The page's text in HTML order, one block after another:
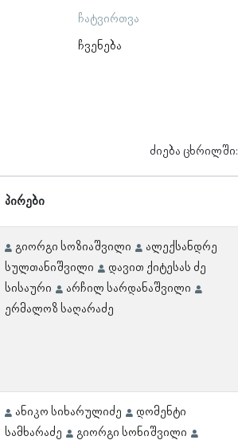
ჩატვირთვა
ჩვენება
ძიება ცხრილში:
პირები
გიორგი სოზიაშვილი
ალექსანდრე
სულთანიშვილი
დავით ქიტესას ძე
სისაური
არჩილ სარდანაშვილი
ერმალოზ საღარაძე
ანიკო სიხარულიძე
დომენტი
სამხარაძე
გიორგი სონიშვილი